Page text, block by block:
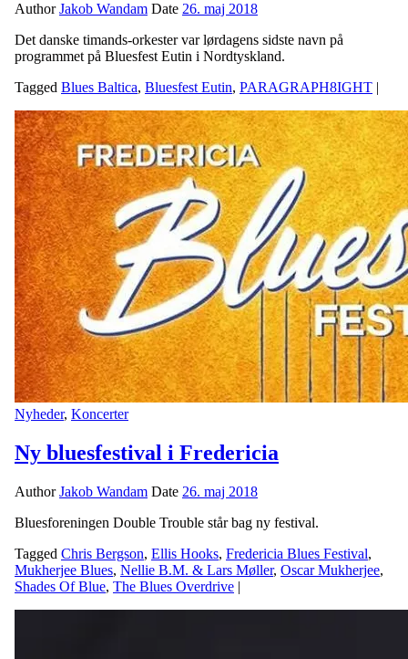
AuthorJakob Wandam Date 26. maj 2018
Det danske timands-orkester var lørdagens sidste navn på
programmet på Bluesfest Eutin i Nordtyskland.
Tagged Blues Baltica, Bluesfest Eutin, PARAGRAPH8IGHT |
Nyheder, Koncerter
Ny bluesfestival i Fredericia
AuthorJakob Wandam Date 26. maj 2018
Bluesforeningen Double Trouble står bag ny festival.
Tagged Chris Bergson, Ellis Hooks, Fredericia Blues Festival,
Mukherjee Blues, Nellie B.M. & Lars Møller, Oscar Mukherjee,
Shades Of Blue, The Blues Overdrive |